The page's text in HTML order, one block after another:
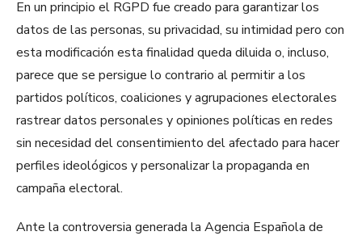
En un principio el RGPD fue creado para garantizar los
datos de las personas, su privacidad, su intimidad pero con
esta modificación esta finalidad queda diluida o, incluso,
parece que se persigue lo contrario al permitir a los
partidos políticos, coaliciones y agrupaciones electorales
rastrear datos personales y opiniones políticas en redes
sin necesidad del consentimiento del afectado para hacer
perfiles ideológicos y personalizar la propaganda en
campaña electoral.
Ante la controversia generada la Agencia Española de